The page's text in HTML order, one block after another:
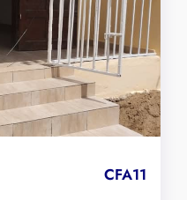
CFA11